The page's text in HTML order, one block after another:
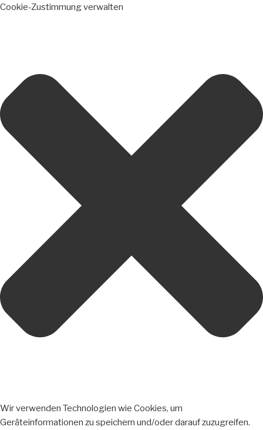
Cookie-Zustimmung verwalten
Wir verwenden Technologien wie Cookies, um
Geräteinformationen zu speichern und/oder darauf zuzugreifen.